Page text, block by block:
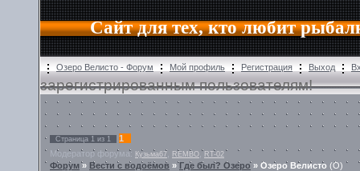
Сайт для тех, кто любит
Озеро Велисто - Форум Мой профиль Регистрация Выход
зарегистрированным пользователям!
Страница 1 из 1
1
Модератор форума: Кузьма67 REMBO , RT-02
Форум» Вести с водоёмов »Где был? Озеро» Озеро Велисто (О)